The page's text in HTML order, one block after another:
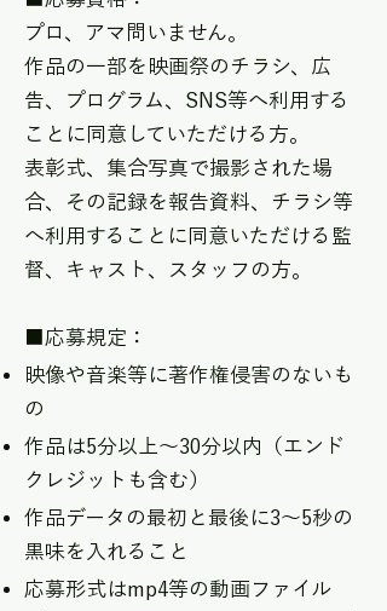
プロ、アマ問いません。
作品の一部を映画祭のチラシ、広
告、プログラム、SNS等へ利用する
ことに同意していただける方。
表彰式、集合写真で撮影された場
合、その記録を報告資料、チラシ等
へ利用することに同意いただける監
督、キャスト、スタッフの方。
■応募規定：
映像や音楽等に著作権侵害のないも
の
作品は5分以上〜30分以内（エンド
クレジットも含む）
作品データの最初と最後に3～5秒の
黒味を入れること
応募形式はmp4等の動画ファイル